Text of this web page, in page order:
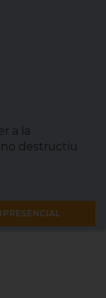
a la
destructiu